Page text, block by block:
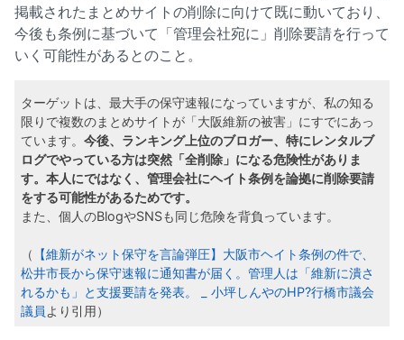
掲載されたまとめサイトの削除に向けて既に動いており、
今後も条例に基づいて「管理会社宛に」削除要請を行って
いく可能性があるとのこと。
ターゲットは、最大手の保守速報になっていますが、私の知る
限りで複数のまとめサイトが「大阪維新の被害」にすでにあっ
ています。今後、ランキング上位のブロガー、特にレンタルブ
ログでやっている方は突然「全削除」になる危険性がありま
す。本人にではなく、管理会社にヘイト条例を論拠に削除要請
をする可能性があるためです。
また、個人のBlogやSNSも同じ危険を背負っています。
（
【維新がネット保守を言論弾圧】大阪市ヘイト条例の件で、
松井市長から保守速報に通知書が届く。管理人は「維新に潰さ
れるかも」と支援要請を発表。 _ 小坪しんやのHP?行橋市議会
議員 より引用）